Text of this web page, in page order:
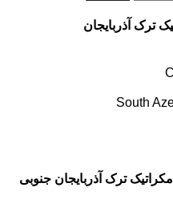
ترک آذربایجان
South
ترک آذربایجان جنوبی